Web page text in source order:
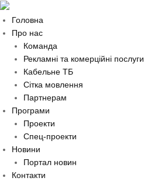
Головна
Про нас
Команда
Рекламні та комерційні послуги
Кабельне ТБ
Сітка мовлення
Партнерам
Програми
Проекти
Спец-проекти
Новини
Портал новин
Контакти